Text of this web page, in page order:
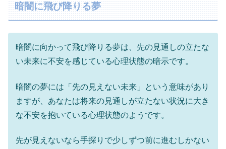
暗闇に飛び降りる夢
暗闇に向かって飛び降りる夢は、先の見通しの立たな
い未来に不安を感じている心理状態の暗示です。
暗闇の夢には「先の見えない未来」という意味があり
ますが、あなたは将来の見通しが立たない状況に大き
な不安を抱いている心理状態のようです。
先が見えないなら手探りで少しずつ前に進むしかない